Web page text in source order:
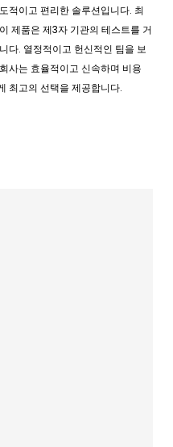
적이고 편리한 솔루션입니다. 최
제품은 제3자 기관의 테스트를 거
다. 열정적이고 헌신적인 팀을 보
사는 효율적이고 신속하며 비용
최고의 선택을 제공합니다.